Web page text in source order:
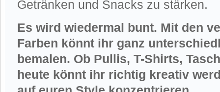
Getränken und Snacks zu stärken.
Es wird wiedermal bunt. Mit den
Farben könnt ihr ganz
bemalen. Ob Pullis, T-Shirts,
heute könnt ihr richtig kreativ